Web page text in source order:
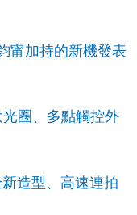
甯加持的新機發表
圈、多點觸控外
造型、高速連拍